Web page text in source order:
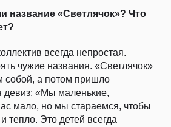
«Светлячок»? Что
всегда непростая.
чужие названия. «Светлячок»
собой, а потом пришло
девиз: «Мы маленькие,
мало, но мы стараемся, чтобы
тепло. Это детей всегда